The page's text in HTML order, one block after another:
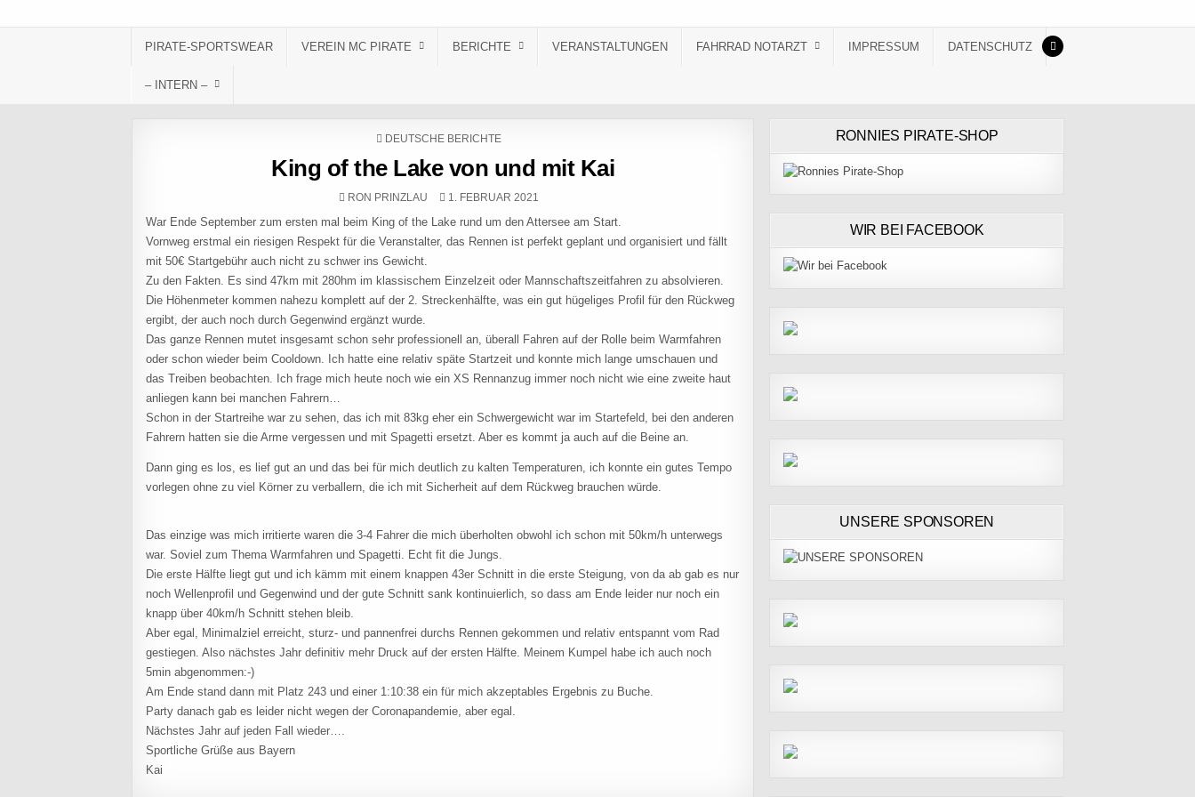
PIRATE-SPORTSWEAR VEREIN MC PIRATE BERICHTE VERANSTALTUNGEN FAHRRAD NOTARZT IMPRESSUM DATENSCHUTZ
– INTERN –
POSTED IN
DEUTSCHE BERICHTE
King of the Lake von und mit Kai
AUTHOR:
RON PRINZLAU PUBLISHED DATE:
1. FEBRUAR 2021
War Ende September zum ersten mal beim King of the Lake rund um den Attersee am Start.
Vornweg erstmal ein riesigen Respekt für die Veranstalter, das Rennen ist perfekt geplant und organisiert und fällt
mit 50€ Startgebühr auch nicht zu schwer ins Gewicht.
Zu den Fakten. Es sind 47km mit 280hm im klassischem Einzelzeit oder Mannschaftszeitfahren zu absolvieren.
Die Höhenmeter kommen nahezu komplett auf der 2. Streckenhälfte, was ein gut hügeliges Profil für den Rückweg
ergibt, der auch noch durch Gegenwind ergänzt wurde.
Das ganze Rennen mutet insgesamt schon sehr professionell an, überall Fahren auf der Rolle beim Warmfahren
oder schon wieder beim Cooldown. Ich hatte eine relativ späte Startzeit und konnte mich lange umschauen und
das Treiben beobachten. Ich frage mich heute noch wie ein XS Rennanzug immer noch nicht wie eine zweite haut
anliegen kann bei manchen Fahrern…
Schon in der Startreihe war zu sehen, das ich mit 83kg eher ein Schwergewicht war im Startefeld, bei den anderen
Fahrern hatten sie die Arme vergessen und mit Spagetti ersetzt. Aber es kommt ja auch auf die Beine an.
Dann ging es los, es lief gut an und das bei für mich deutlich zu kalten Temperaturen, ich konnte ein gutes Tempo
vorlegen ohne zu viel Körner zu verballern, die ich mit Sicherheit auf dem Rückweg brauchen würde.
Das einzige was mich irritierte waren die 3-4 Fahrer die mich überholten obwohl ich schon mit 50km/h unterwegs
war. Soviel zum Thema Warmfahren und Spagetti. Echt fit die Jungs.
Die erste Hälfte liegt gut und ich kämm mit einem knappen 43er Schnitt in die erste Steigung, von da ab gab es nur
noch Wellenprofil und Gegenwind und der gute Schnitt sank kontinuierlich, so dass am Ende leider nur noch ein
knapp über 40km/h Schnitt stehen bleib.
Aber egal, Minimalziel erreicht, sturz- und pannenfrei durchs Rennen gekommen und relativ entspannt vom Rad
gestiegen. Also nächstes Jahr definitiv mehr Druck auf der ersten Hälfte. Meinem Kumpel habe ich auch noch
5min abgenommen:-)
Am Ende stand dann mit Platz 243 und einer 1:10:38 ein für mich akzeptables Ergebnis zu Buche.
Party danach gab es leider nicht wegen der Coronapandemie, aber egal.
Nächstes Jahr auf jeden Fall wieder….
Sportliche Grüße aus Bayern
Kai
RONNIES PIRATE-SHOP
WIR BEI FACEBOOK
UNSERE SPONSOREN